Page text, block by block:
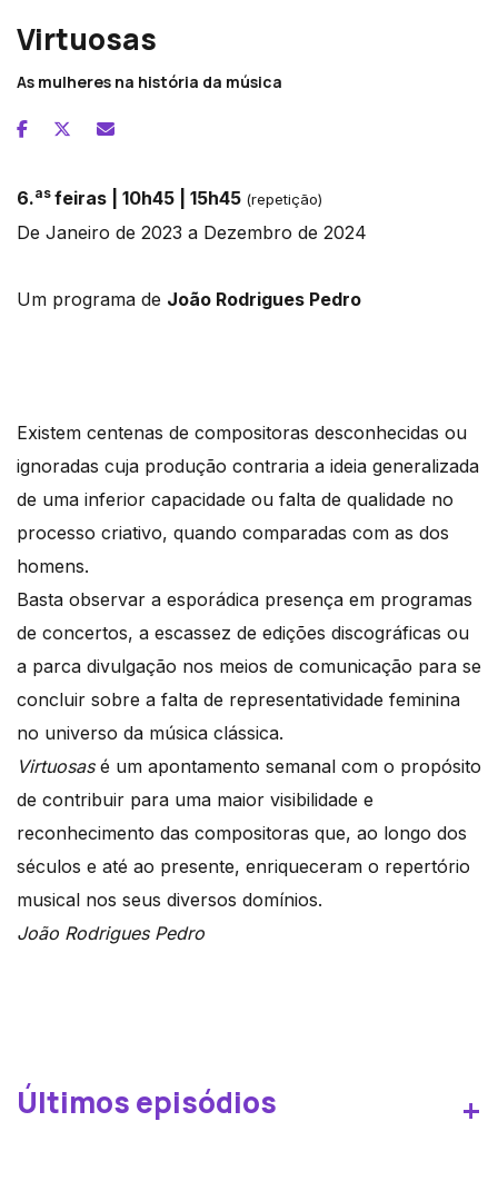
Virtuosas
As mulheres na história da música
6.as feiras | 10h45 | 15h45 (repetição)
De Janeiro de 2023 a Dezembro de 2024
Um programa de João Rodrigues Pedro
Existem centenas de compositoras desconhecidas ou
ignoradas cuja produção contraria a ideia generalizada
de uma inferior capacidade ou falta de qualidade no
processo criativo, quando comparadas com as dos
homens.
Basta observar a esporádica presença em programas
de concertos, a escassez de edições discográficas ou
a parca divulgação nos meios de comunicação para se
concluir sobre a falta de representatividade feminina
no universo da música clássica.
Virtuosas é um apontamento semanal com o propósito
de contribuir para uma maior visibilidade e
reconhecimento das compositoras que, ao longo dos
séculos e até ao presente, enriqueceram o repertório
musical nos seus diversos domínios.
João Rodrigues Pedro
Últimos episódios +